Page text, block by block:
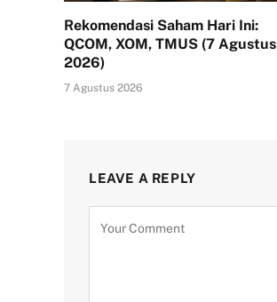
Rekomendasi Saham Hari Ini:
QCOM, XOM, TMUS (7 Agustus
2026)
7 Agustus 2026
LEAVE A REPLY